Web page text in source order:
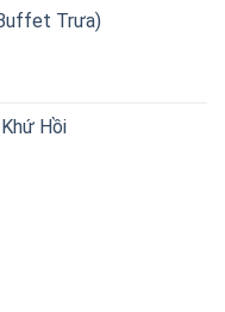
Trưa)
Hồi